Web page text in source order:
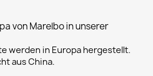
von Marelbo in unserer
werden in Europa hergestellt.
aus China.